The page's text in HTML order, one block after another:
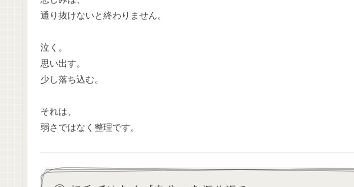
通り抜けないと終わりません。
泣く。
思い出す。
少し落ち込む。
それは、
弱さではなく整理です。